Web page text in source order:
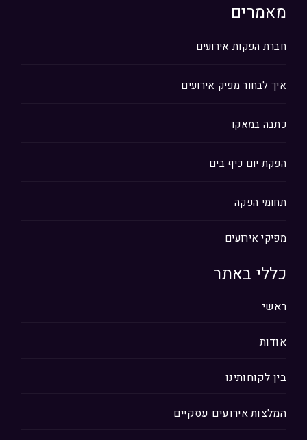
מאמרים
חברת הפקות אירועים
איך לבחור מפיק אירועים
כתבה במאקו
הפקת יום כיף בים
תחומי הפקה
מפיקי אירועים
כללי באתר
ראשי
אודות
בין לקוחותינו
המלצות אירועים עסקיים